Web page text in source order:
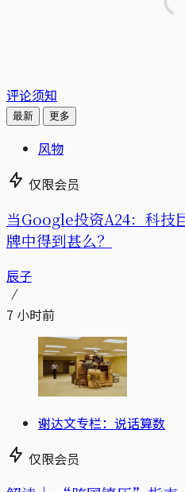
评论须知
最新 更多
风物
仅限会员
当Google投资A24：科
牌中得到甚么？
辰子
7 小时前
谢达文专栏：说话算数
仅限会员